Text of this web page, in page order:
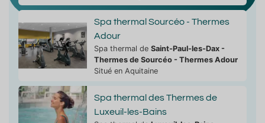
Spa thermal Sourcéo - Thermes
Adour
Spa thermal de Saint-Paul-les-Dax -
Thermes de Sourcéo - Thermes Adour
Situé en Aquitaine
Spa thermal des Thermes de
Luxeuil-les-Bains